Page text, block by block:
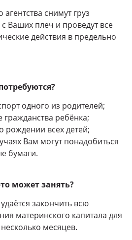
снимут груз
Ваших плеч и проведут все
действия в предельно
одного из родителей;
ребёнка;
рождении всех детей;
Вам могут понадобиться
бумаги.
может занять?
закончить всю
материнского капитала для
месяцев.